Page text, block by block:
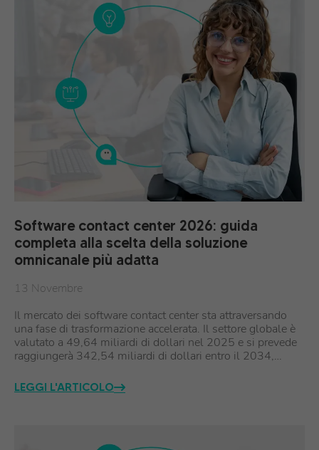
Software contact center 2026: guida
completa alla scelta della soluzione
omnicanale più adatta
13 Novembre
Il mercato dei software contact center sta attraversando
una fase di trasformazione accelerata. Il settore globale è
valutato a 49,64 miliardi di dollari nel 2025 e si prevede
raggiungerà 342,54 miliardi di dollari entro il 2034,…
LEGGI L'ARTICOLO